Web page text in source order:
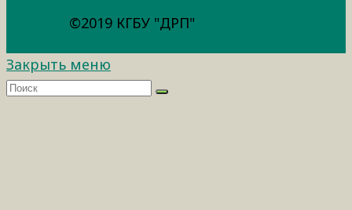
©2019 КГБУ "ДРП"
Закрыть меню